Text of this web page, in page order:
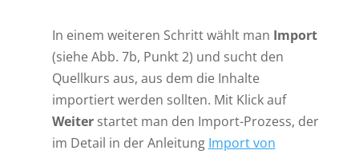
In einem weiteren Schritt wählt man Import
(siehe Abb. 7b, Punkt 2) und sucht den
Quellkurs aus, aus dem die Inhalte
importiert werden sollten. Mit Klick auf
Weiter startet man den Import-Prozess, der
im Detail in der Anleitung Import von